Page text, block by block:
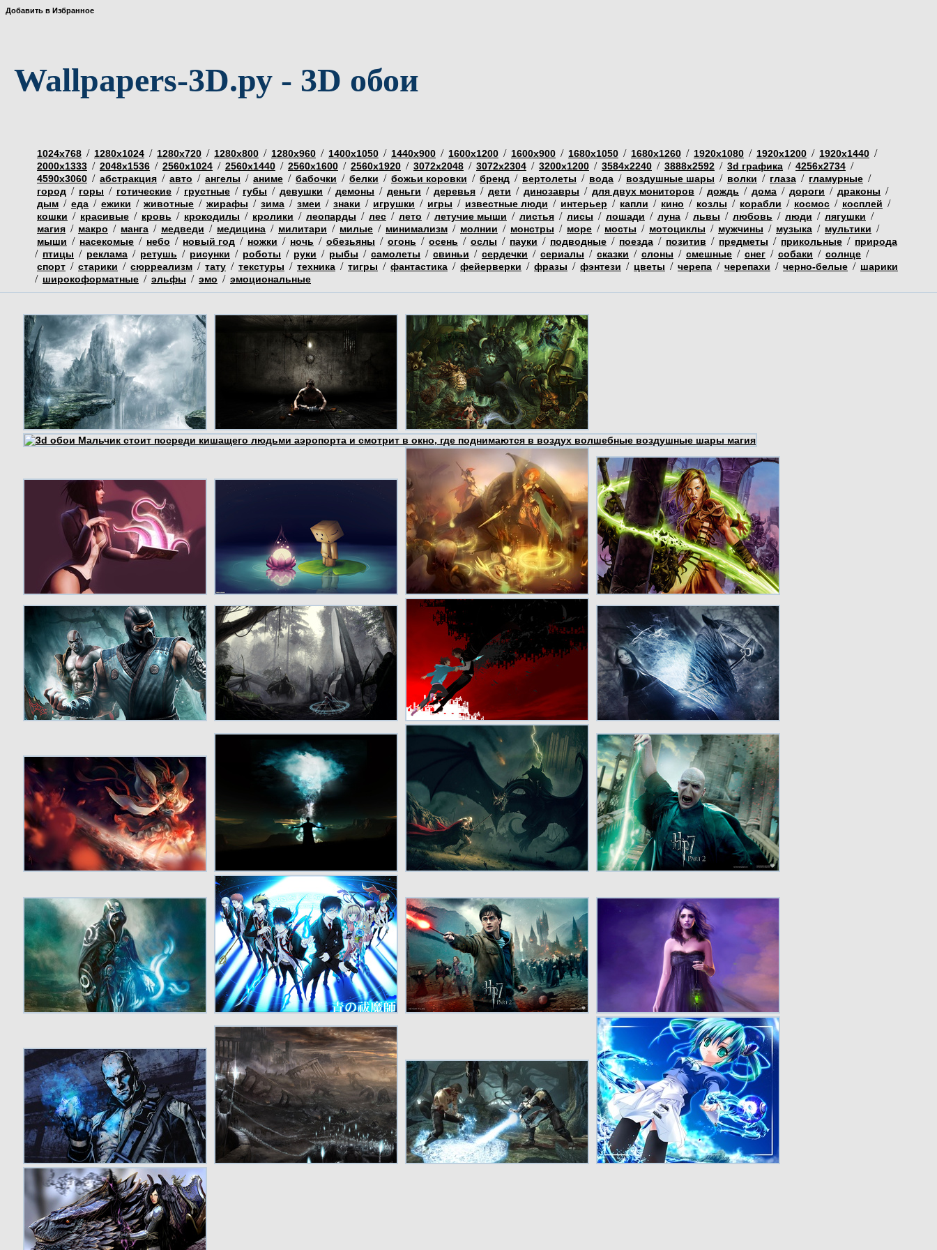
Добавить в Избранное
Wallpapers-3D.ру - 3D обои
1024х768 / 1280х1024 / 1280х720 / 1280х800 / 1280х960 / 1400х1050 / 1440х900 / 1600х1200 / 1600х900 / 1680х1050 / 1680х1260 / 1920х1080 / 1920х1200 / 1920х1440 /
2000х1333 / 2048х1536 / 2560х1024 / 2560х1440 / 2560х1600 / 2560х1920 / 3072х2048 / 3072х2304 / 3200х1200 / 3584х2240 / 3888х2592 / 3d графика / 4256х2734 /
4590х3060 / абстракция / авто / ангелы / аниме / бабочки / белки / божьи коровки / бренд / вертолеты / вода / воздушные шары / волки / глаза / гламурные /
город / горы / готические / грустные / губы / девушки / демоны / деньги / деревья / дети / динозавры / для двух мониторов / дождь / дома / дороги / драконы /
дым / еда / ежики / животные / жирафы / зима / змеи / знаки / игрушки / игры / известные люди / интерьер / капли / кино / козлы / корабли / космос / косплей /
кошки / красивые / кровь / крокодилы / кролики / леопарды / лес / лето / летучие мыши / листья / лисы / лошади / луна / львы / любовь / люди / лягушки /
магия / макро / манга / медведи / медицина / милитари / милые / минимализм / молнии / монстры / море / мосты / мотоциклы / мужчины / музыка / мультики /
мыши / насекомые / небо / новый год / ножки / ночь / обезьяны / огонь / осень / ослы / пауки / подводные / поезда / позитив / предметы / прикольные / природа
/ птицы / реклама / ретушь / рисунки / роботы / руки / рыбы / самолеты / свиньи / сердечки / сериалы / сказки / слоны / смешные / снег / собаки / солнце /
спорт / старики / сюрреализм / тату / текстуры / техника / тигры / фантастика / фейерверки / фразы / фэнтези / цветы / черепа / черепахи / черно-белые / шарики
/ широкоформатные / эльфы / эмо / эмоциональные